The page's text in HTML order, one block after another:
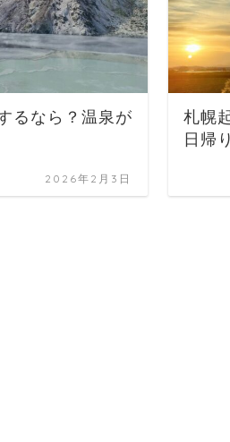
るなら？温泉が
2026年2月3日
札幌
日帰